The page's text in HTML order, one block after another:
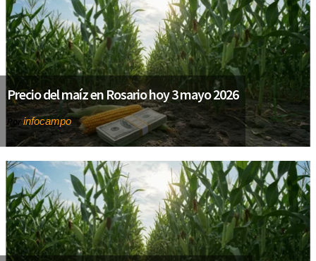
Precio del maíz en Rosario hoy 3 mayo 2026
Porinfocampo